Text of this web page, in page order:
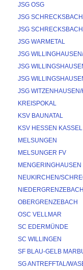
JSG OSG
JSG
JSG
JSG WARMETAL
JSG
JSG
JSG
JSG
KREISPOKAL
KSV BAUNATAL
KSV HESSEN KASSEL
MELSUNGEN
MELSUNGER FV
MENGERINGHAUSEN
NEUKIRCHEN/
OBERGRENZEBACH
OSC VELLMAR
SC EDERMÜNDE
SC WILLINGEN
SF BLAU-GELB
SG ANTREFFTAL/